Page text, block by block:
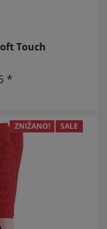
Touch
*
ZNIŽANO! SALE